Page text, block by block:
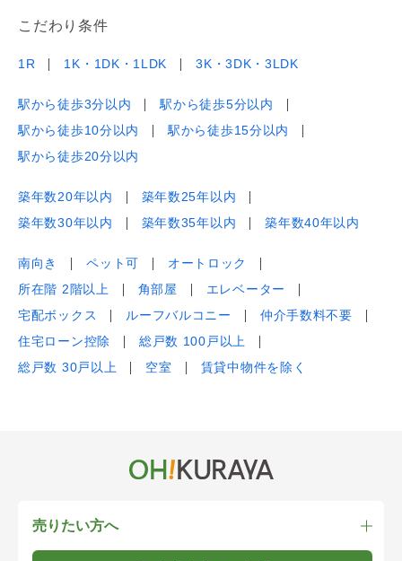
こだわり条件
1R 1K・1DK・1LDK 3K・3DK・3LDK
駅から徒歩3分以内
駅から徒歩5分以内
駅から徒歩10分以内
駅から徒歩15分以内
駅から徒歩20分以内
築年数20年以内
築年数25年以内
築年数30年以内
築年数35年以内 築年数40年以内
南向き ペット可
オートロック
所在階 2階以上
角部屋
エレベーター
宅配ボックス
ルーフバルコニー
仲介手数料不要
住宅ローン控除
総戸数 100戸以上
総戸数 30戸以上
空室 賃貸中物件を除く
売りたい方へ